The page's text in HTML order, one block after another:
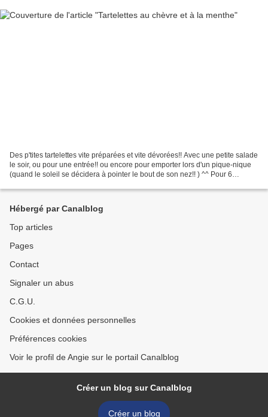
Des p'tites tartelettes vite préparées et vite dévorées!! Avec une petite salade
le soir, ou pour une entrée!! ou encore pour emporter lors d'un pique-nique
(quand le soleil se décidera à pointer le bout de son nez!! ) ^^ Pour 6
Hébergé par Canalblog
Top articles
Pages
Contact
Signaler un abus
C.G.U.
Cookies et données personnelles
Préférences cookies
Voir le profil de Angie sur le portail Canalblog
Créer un blog sur Canalblog
Créer un blog